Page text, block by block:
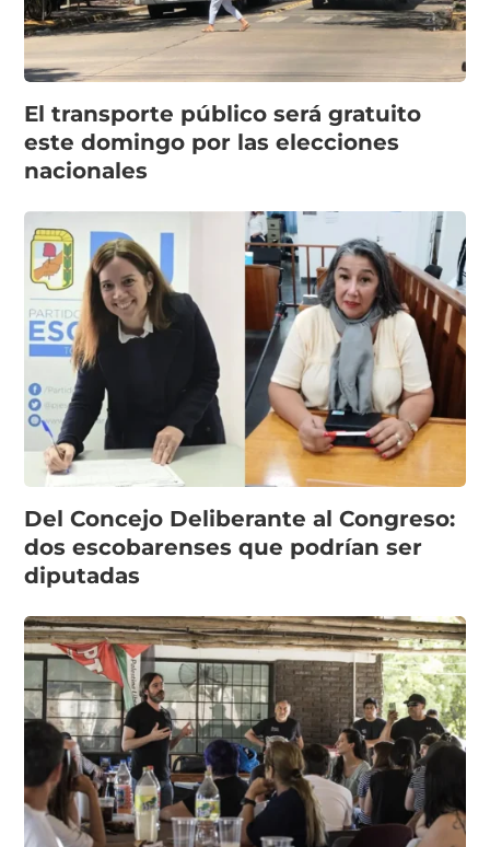
El transporte público será gratuito
este domingo por las elecciones
nacionales
Del Concejo Deliberante al Congreso:
dos escobarenses que podrían ser
diputadas